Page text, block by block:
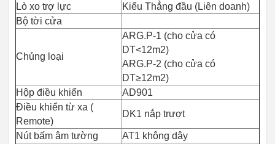
Lò xo trợ lực
Kiểu Thẳng đầu (Liên doanh)
Bộ tời cửa
Chủng loại
ARG.P-1 (cho cửa có
DT<12m2)
ARG.P-2 (cho cửa có
DT≥12m2)
Hộp điều khiển
AD901
Điều khiển từ xa (
Remote)
DK1 nắp trượt
Nút bấm âm tường
AT1 không dây